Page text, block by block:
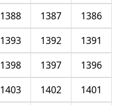
1386
1387
1388
1391
1392
1393
1396
1397
1398
1401
1402
1403